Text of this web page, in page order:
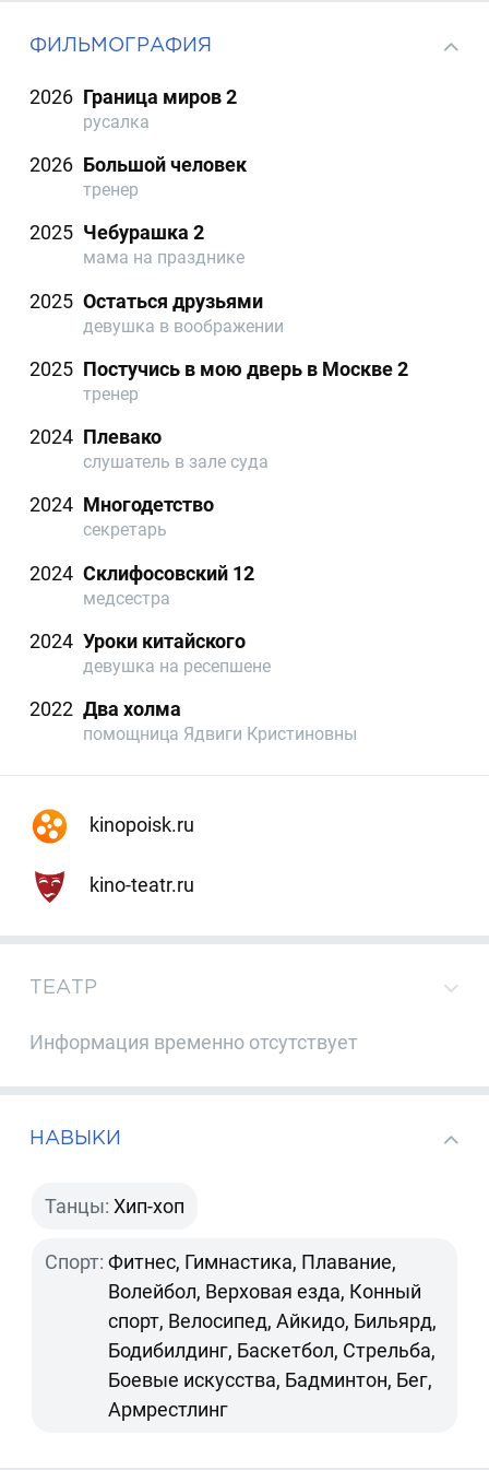
ФИЛЬМОГРАФИЯ
2026 Граница миров 2
русалка
2026 Большой человек
тренер
2025 Чебурашка 2
мама на празднике
2025 Остаться друзьями
девушка в воображении
2025 Постучись в мою дверь в Москве 2
тренер
2024 Плевако
слушатель в зале суда
2024 Многодетство
секретарь
2024 Склифосовский 12
медсестра
2024 Уроки китайского
девушка на ресепшене
2022 Два холма
помощница Ядвиги Кристиновны
kinopoisk.ru
kino-teatr.ru
ТЕАТР
Информация временно отсутствует
НАВЫКИ
Танцы: Хип-хоп
Спорт: Фитнес, Гимнастика, Плавание,
Волейбол, Верховая езда, Конный
спорт, Велосипед, Айкидо, Бильярд,
Бодибилдинг, Баскетбол, Стрельба,
Боевые искусства, Бадминтон, Бег,
Армрестлинг